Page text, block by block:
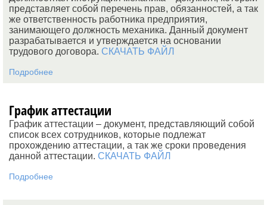
представляет собой перечень прав, обязанностей, а так
же ответственность работника предприятия,
занимающего должность механика. Данный документ
разрабатывается и утверждается на основании
трудового договора. СКАЧАТЬ ФАЙЛ
Подробнее
График аттестации
График аттестации – документ, представляющий собой
список всех сотрудников, которые подлежат
прохождению аттестации, а так же сроки проведения
данной аттестации. СКАЧАТЬ ФАЙЛ
Подробнее